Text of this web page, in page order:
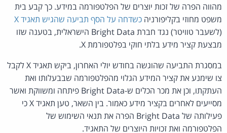
מהווה הפרה של זכות יוצרים של הפלטפורמה במידע. כך קבע בית
משפט מחוזי בקליפורניה כשדחה על הסף תביעה שהגיש תאגיד X
(לשעבר טוויטר) נגד חברת Bright Data הישראלית, בטענה שזו
מבצעת קציר מידע בלתי חוקי בפלטפורמת X.
במסגרת התביעה שהוגשה בחודש יולי האחרון, ביקש תאגיד X לקבל
צו שימנע את קציר המידע הגלוי מהפלטפורמה שבבעלותו ואת
העתקתו, וכן את מכר הכלים ש-Bright Data פיתחה ומשווקת ואשר
מסייעים לאחרים בקציר מידע כאמור. בין השאר, טען תאגיד X כי
פעילותה של Bright Data הפרה את תנאי השימוש של
הפלטפורמה ואת זכויות היוצרים של התאגיד.